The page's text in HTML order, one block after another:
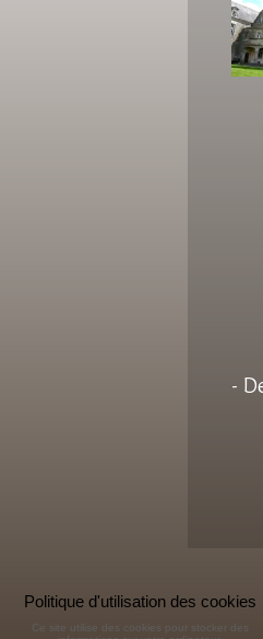
-
Politique d'utilisation des cookies
Ce site utilise des cookies pour stocker des